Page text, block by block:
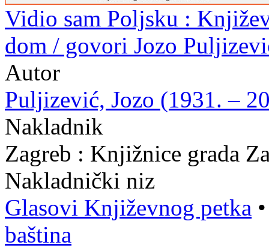
Vidio sam Poljsku :
dom / govori Jozo
Autor
Puljizević, Jozo (1931. –
Nakladnik
Zagreb : Knjižnice grada
Nakladnički niz
Glasovi Književnog petka
baština